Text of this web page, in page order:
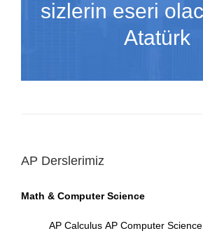
sizlerin eseri
Atatürk
AP Derslerimiz
Math & Computer Science
AP Calculus AP Computer Science